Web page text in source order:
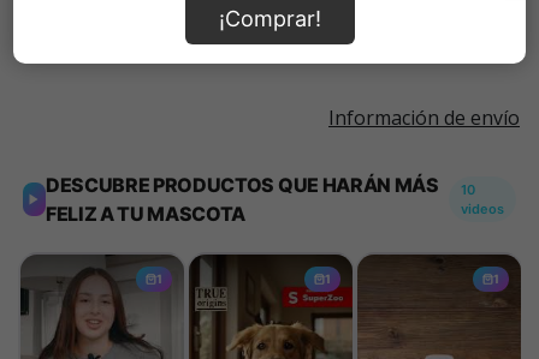
Añadir al carrito
Información de envío
¡Comprar!